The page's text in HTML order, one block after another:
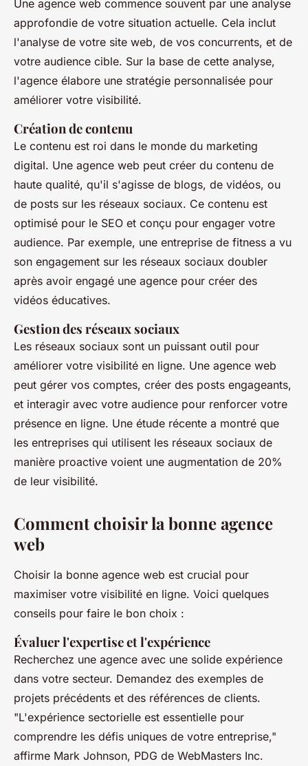
Une agence web commence souvent par une analyse
approfondie de votre situation actuelle. Cela inclut
l'analyse de votre site web, de vos concurrents, et de
votre audience cible. Sur la base de cette analyse,
l'agence élabore une stratégie personnalisée pour
améliorer votre visibilité.
Création de contenu
Le contenu est roi dans le monde du marketing
digital. Une agence web peut créer du contenu de
haute qualité, qu'il s'agisse de blogs, de vidéos, ou
de posts sur les réseaux sociaux. Ce contenu est
optimisé pour le SEO et conçu pour engager votre
audience. Par exemple, une entreprise de fitness a vu
son engagement sur les réseaux sociaux doubler
après avoir engagé une agence pour créer des
vidéos éducatives.
Gestion des réseaux sociaux
Les réseaux sociaux sont un puissant outil pour
améliorer votre visibilité en ligne. Une agence web
peut gérer vos comptes, créer des posts engageants,
et interagir avec votre audience pour renforcer votre
présence en ligne. Une étude récente a montré que
les entreprises qui utilisent les réseaux sociaux de
manière proactive voient une augmentation de 20%
de leur visibilité.
Comment choisir la bonne agence
web
Choisir la bonne agence web est crucial pour
maximiser votre visibilité en ligne. Voici quelques
conseils pour faire le bon choix :
Évaluer l'expertise et l'expérience
Recherchez une agence avec une solide expérience
dans votre secteur. Demandez des exemples de
projets précédents et des références de clients.
"L'expérience sectorielle est essentielle pour
comprendre les défis uniques de votre entreprise,"
affirme Mark Johnson, PDG de WebMasters Inc.